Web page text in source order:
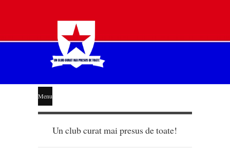
STEAUA
LIBERĂ
Menu
Un club curat mai presus de toate!